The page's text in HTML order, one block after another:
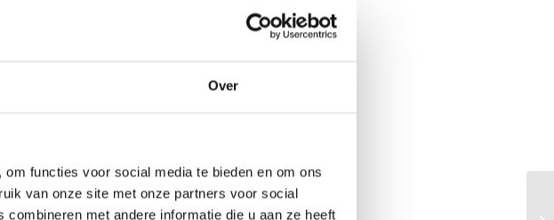
Over
functies voor social media te bieden en om ons
van onze site met onze partners voor social
met andere informatie die u aan ze heeft
met een partij analyse van Anish
het Siciliaans. Verder reportages,
Jorden van Foreest.
van SCHAKEN.NL en horen